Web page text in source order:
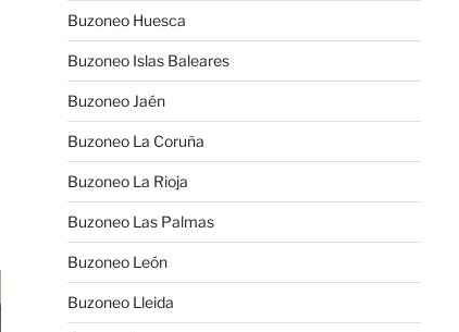
Buzoneo Huesca
Buzoneo Islas Baleares
Buzoneo Jaén
Buzoneo La Coruña
Buzoneo La Rioja
Buzoneo Las Palmas
Buzoneo León
Buzoneo Lleida